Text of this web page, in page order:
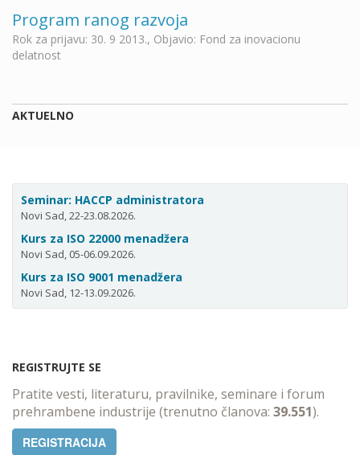
Program ranog razvoja
Rok za prijavu: 30. 9 2013., Objavio: Fond za inovacionu
delatnost
AKTUELNO
Seminar: HACCP administratora
Novi Sad, 22-23.08.2026.
Kurs za ISO 22000 menadžera
Novi Sad, 05-06.09.2026.
Kurs za ISO 9001 menadžera
Novi Sad, 12-13.09.2026.
REGISTRUJTE SE
Pratite vesti, literaturu, pravilnike, seminare i forum
prehrambene industrije (trenutno članova: 39.551).
REGISTRACIJA